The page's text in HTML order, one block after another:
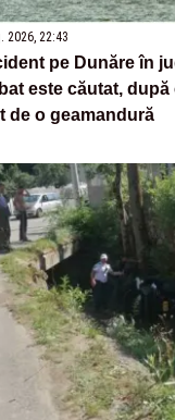
2026, 22:43
pe Dunăre în
este căutat,
de o geamandură